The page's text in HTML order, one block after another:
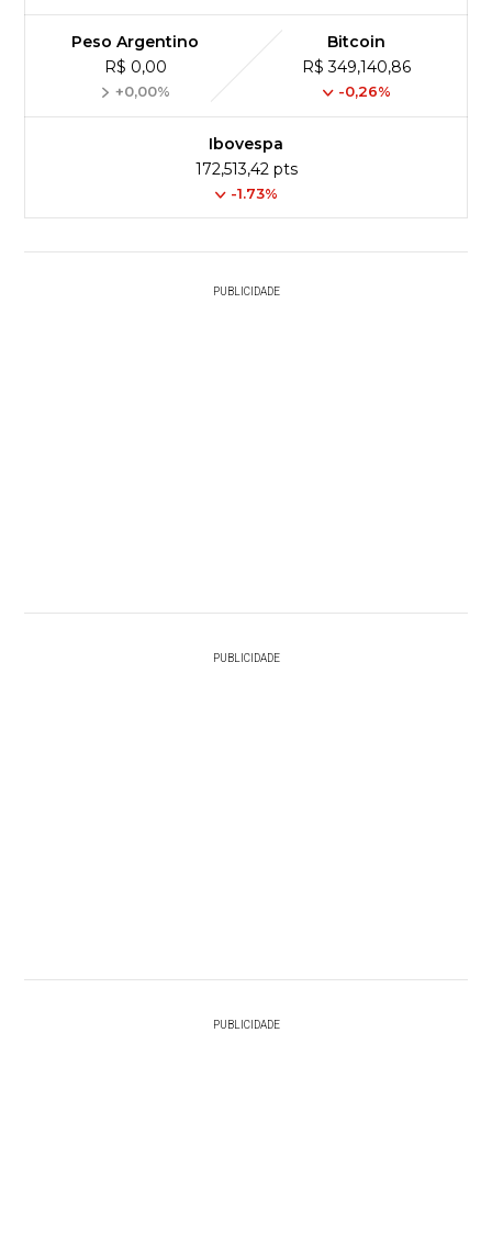
Peso Argentino
R$ 0,00
+0,00%
Bitcoin
R$ 349,140,86
-0,26%
Ibovespa
172,513,42 pts
-1.73%
PUBLICIDADE
PUBLICIDADE
PUBLICIDADE